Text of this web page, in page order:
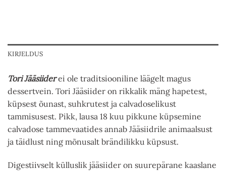
KIRJELDUS
Tori Jääsiider ei ole traditsiooniline läägelt magus
dessertvein. Tori Jääsiider on rikkalik mäng hapetest,
küpsest õunast, suhkrutest ja calvadoselikust
tammisusest. Pikk, lausa 18 kuu pikkune küpsemine
calvadose tammevaatides annab Jääsiidrile animaalsust
ja täidlust ning mõnusalt brändilikku küpsust.
Digestiivselt külluslik jääsiider on suurepärane kaaslane